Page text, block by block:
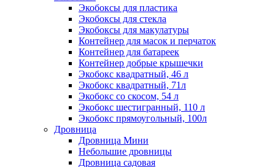
Экобоксы для пластика
Экобоксы для стекла
Экобоксы для макулатуры
Контейнер для масок и перчаток
Контейнер для батареек
Контейнер добрые крышечки
Экобокс квадратный, 46 л
Экобокс квадратный, 71л
Экобокс со скосом, 54 л
Экобокс шестигранный, 110 л
Экобокс прямоугольный, 100л
Дровница
Дровница Мини
Небольшие дровницы
Дровница садовая